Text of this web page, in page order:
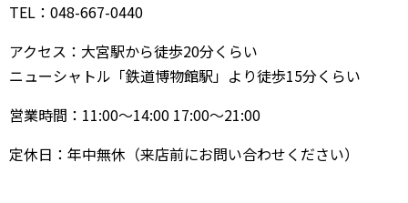
TEL：048-667-0440
アクセス：大宮駅から徒歩20分くらい
ニューシャトル「鉄道博物館駅」より徒歩15分くらい
営業時間：11:00～14:00 17:00～21:00
定休日：年中無休（来店前にお問い合わせください）